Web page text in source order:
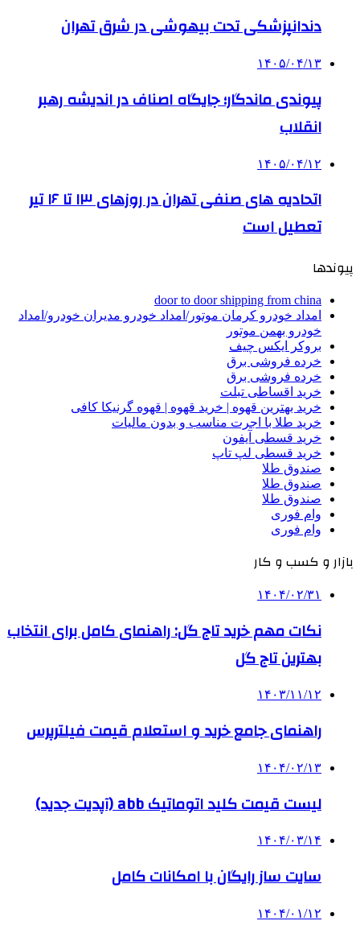
دندانپزشکی تحت بیهوشی در شرق تهران
۱۴۰۵/۰۴/۱۳
پیوندی ماندگار؛ جایگاه اصناف در اندیشه رهبر
انقلاب
۱۴۰۵/۰۴/۱۲
اتحادیه های صنفی تهران در روزهای ۱۳ تا ۱۶ تیر
تعطیل است
پیوندها
door to door shipping from china
امداد خودرو کرمان موتور/امداد خودرو مدیران خودرو/امداد
خودرو بهمن موتور
بروکر ایکس چیف
خرده فروشی برق
خرده فروشی برق
خرید اقساطی تبلت
خرید بهترین قهوه | خرید قهوه | قهوه گرنیکا کافی
خرید طلا با اجرت مناسب و بدون مالیات
خرید قسطی آیفون
خرید قسطی لپ تاپ
صندوق طلا
صندوق طلا
صندوق طلا
وام فوری
وام فوری
بازار و کسب و کار
۱۴۰۴/۰۲/۳۱
نکات مهم خرید تاج گل: راهنمای کامل برای انتخاب
بهترین تاج گل
۱۴۰۳/۱۱/۱۲
راهنمای جامع خرید و استعلام قیمت فیلترپرس
۱۴۰۴/۰۲/۱۳
لیست قیمت کلید اتوماتیک abb (آپدیت جدید)
۱۴۰۴/۰۳/۱۴
سایت ساز رایگان با امکانات کامل
۱۴۰۴/۰۱/۱۲